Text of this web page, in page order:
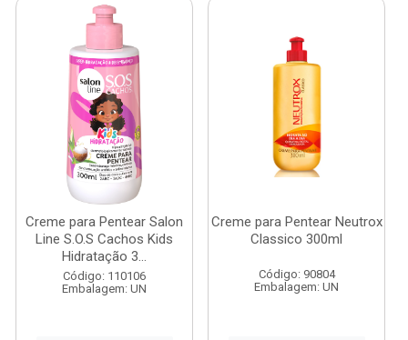
Creme para Pentear Salon
Line S.O.S Cachos Kids
Hidratação 3...
Código: 110106
Embalagem: UN
Creme para Pentear Neutrox
Classico 300ml
Código: 90804
Embalagem: UN